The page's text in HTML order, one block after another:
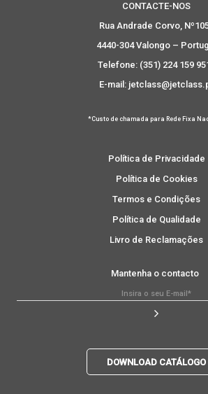
CONTACTE-NOS
Rua Andrade Corvo,
4440-304 Valongo –
Telefone: (351) 224 159
E-mail:
*Custo de chamada para Rede Fixa
Política de Privacidade
Política de Cookies
Termos e Condições
Política de Qualidade
Livro de Reclamações
Mantenha o contacto
DOWNLOAD CATÁLOGO